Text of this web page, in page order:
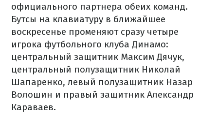
официального партнера обеих команд.
Бутсы на клавиатуру в ближайшее
воскресенье променяют сразу четыре
игрока футбольного клуба Динамо:
центральный защитник Максим Дячук,
центральный полузащитник Николай
Шапаренко, левый полузащитник Назар
Волошин и правый защитник Александр
Караваев.